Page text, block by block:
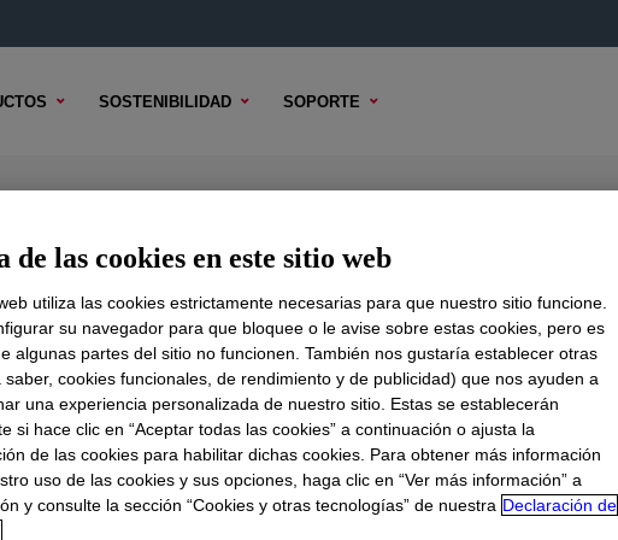
SOSTENIBILIDAD SOPORTE
TÉCNICO OPCIONES DE MUESTRA OPCIONES DE COMPRA
de las cookies en este sitio web
utiliza las cookies estrictamente necesarias para que nuestro sitio funcione.
su navegador para que bloquee o le avise sobre estas cookies, pero es
algunas partes del sitio no funcionen. También nos gustaría establecer otras
saber, cookies funcionales, de rendimiento y de publicidad) que nos ayuden a
una experiencia personalizada de nuestro sitio. Estas se establecerán
si hace clic en “Aceptar todas las cookies” a continuación o ajusta la
de las cookies para habilitar dichas cookies. Para obtener más información
uso de las cookies y sus opciones, haga clic en “Ver más información” a
y consulte la sección “Cookies y otras tecnologías” de nuestra Declaración de